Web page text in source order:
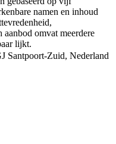
namen en inhoud
omvat meerdere
lijkt.
Santpoort-Zuid, Nederland